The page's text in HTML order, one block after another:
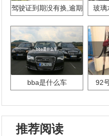
驾驶证到期没有换,逾期
玻璃
bba是什么车 92
推荐阅读